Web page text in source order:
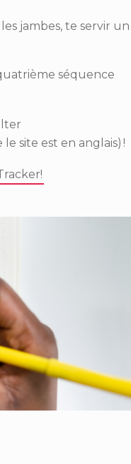
jambes, te servir un
séquence
site est en anglais) !